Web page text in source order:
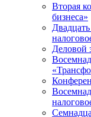
Вторая
бизнеса»
Деловой